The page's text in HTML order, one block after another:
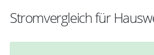
Stromvergleich für